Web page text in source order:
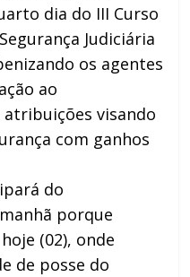
dia do III Curso
Judiciária
os agentes
ao
visando
com ganhos
do
porque
(02), onde
de posse do